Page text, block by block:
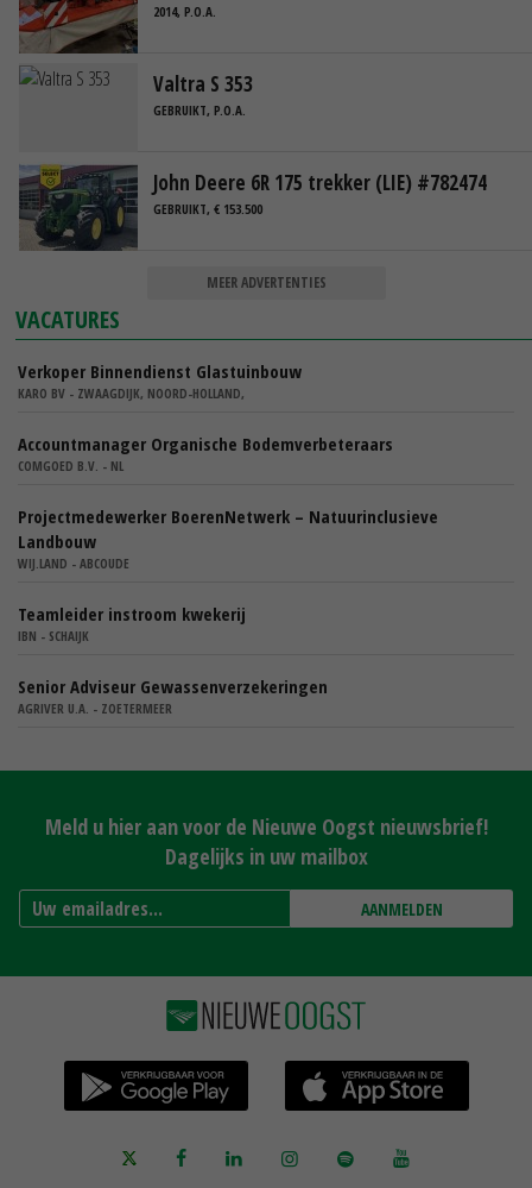
2014, P.O.A.
Valtra S 353
GEBRUIKT, P.O.A.
John Deere 6R 175 trekker (LIE) #782474
GEBRUIKT, € 153.500
MEER ADVERTENTIES
VACATURES
Verkoper Binnendienst Glastuinbouw
KARO BV - ZWAAGDIJK, NOORD-HOLLAND,
Accountmanager Organische Bodemverbeteraars
COMGOED B.V. - NL
Projectmedewerker BoerenNetwerk – Natuurinclusieve
Landbouw
WIJ.LAND - ABCOUDE
Teamleider instroom kwekerij
IBN - SCHAIJK
Senior Adviseur Gewassenverzekeringen
AGRIVER U.A. - ZOETERMEER
Meld u hier aan voor de Nieuwe Oogst nieuwsbrief!
Dagelijks in uw mailbox
AANMELDEN